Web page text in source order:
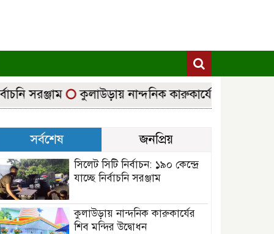
সরঞ্জাম কুলাউড়ায় নান্দনিক কারুকার্যের শিব মন্দির
সর্বশেষ জনপ্রিয়
সিলেট সিটি নির্বাচন: ১৯০ কেন্দ্রে
যাচ্ছে নির্বাচনি সরঞ্জাম
কুলাউড়ায় নান্দনিক কারুকার্যের
শিব মন্দির উদ্বোধন